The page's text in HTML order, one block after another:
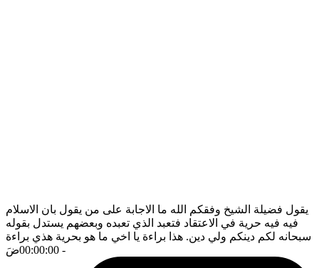
يقول فضيلة الشيخ وفقكم الله ما الاجابة على من يقول بان الاسلام
فيه فيه حرية في الاعتقاد فتعبد الذي تعبده وبعضهم يستدل بقوله
سبحانه لكم دينكم ولي دين. هذا براءة يا اخي ما هو بحرية هذي براءة
- 00:00:00
ضَ